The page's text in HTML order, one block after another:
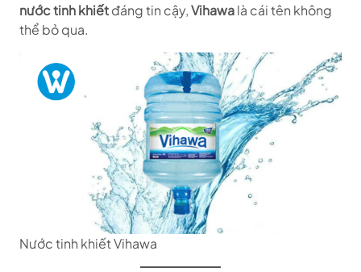
nước tinh khiếtđáng tin cậy,Vihawalà cái tên không
thể bỏ qua.
Nước tinh khiết Vihawa